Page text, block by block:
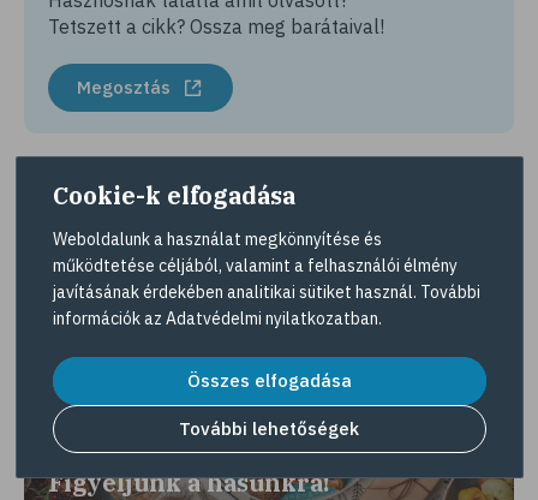
Tetszett a cikk? Ossza meg barátaival!
Megosztás
Érdekes lehet még
Figyeljünk a hasunkra!
Cookie-k elfogadása
Weboldalunk a használat megkönnyítése és
működtetése céljából, valamint a felhasználói élmény
javításának érdekében analitikai sütiket használ. További
információk az Adatvédelmi nyilatkozatban.
Összes elfogadása
További lehetőségek